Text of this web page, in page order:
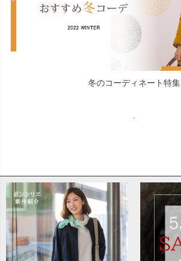
冬のコーディネート特集